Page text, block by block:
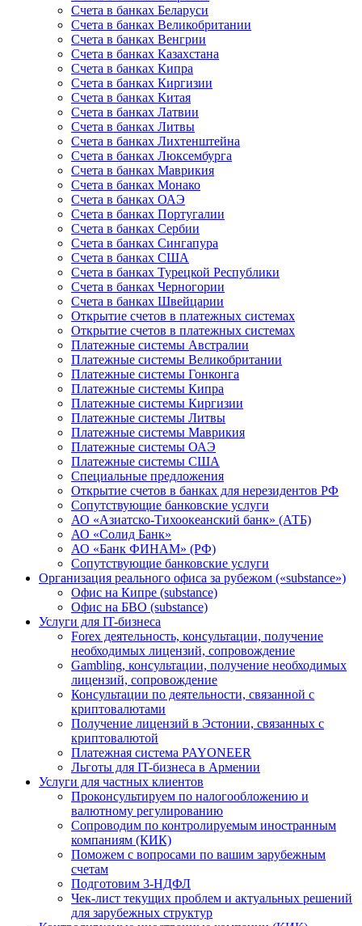
Счета в банках Беларуси
Счета в банках Великобритании
Счета в банках Венгрии
Счета в банках Казахстана
Счета в банках Кипра
Счета в банках Киргизии
Счета в банках Китая
Счета в банках Латвии
Счета в банках Литвы
Счета в банках Лихтенштейна
Счета в банках Люксембурга
Счета в банках Маврикия
Счета в банках Монако
Счета в банках ОАЭ
Счета в банках Португалии
Счета в банках Сербии
Счета в банках Сингапура
Счета в банках США
Счета в банках Турецкой Республики
Счета в банках Черногории
Счета в банках Швейцарии
Открытие счетов в платежных системах
Открытие счетов в платежных системах
Платежные системы Австралии
Платежные системы Великобритании
Платежные системы Гонконга
Платежные системы Кипра
Платежные системы Киргизии
Платежные системы Литвы
Платежные системы Маврикия
Платежные системы ОАЭ
Платежные системы США
Специальные предложения
Открытие счетов в банках для нерезидентов РФ
Сопутствующие банковские услуги
АО «Азиатско-Тихоокеанский банк» (АТБ)
АО «Солид Банк»
АО «Банк ФИНАМ» (РФ)
Сопутствующие банковские услуги
Организация реального офиса за рубежом («substance»)
Офис на Кипре (substance)
Офис на БВО (substance)
Услуги для IT-бизнеса
Forex деятельность, консультации, получение
необходимых лицензий, сопровождение
Gambling, консультации, получение необходимых
лицензий, сопровождение
Консультации по деятельности, связанной с
криптовалютами
Получение лицензий в Эстонии, связанных с
криптовалютой
Платежная система PAYONEER
Льготы для IT-бизнеса в Армении
Услуги для частных клиентов
Проконсультируем по налогообложению и
валютному регулированию
Сопроводим по контролируемым иностранным
компаниям (КИК)
Поможем с вопросами по вашим зарубежным
счетам
Подготовим 3-НДФЛ
Чек-лист текущих проблем и актуальных решений
для зарубежных структур